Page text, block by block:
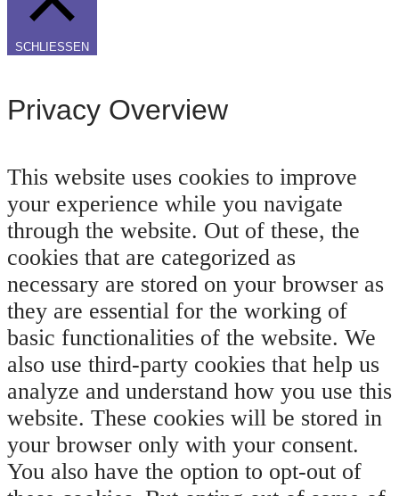
SCHLIESSEN
Privacy Overview
This website uses cookies to improve
your experience while you navigate
through the website. Out of these, the
cookies that are categorized as
necessary are stored on your browser as
they are essential for the working of
basic functionalities of the website. We
also use third-party cookies that help us
analyze and understand how you use this
website. These cookies will be stored in
your browser only with your consent.
You also have the option to opt-out of